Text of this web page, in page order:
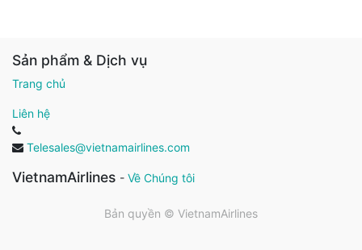
Sản phẩm & Dịch vụ
Trang chủ
Liên hệ
Telesales@vietnamairlines.com
VietnamAirlines - Về Chúng tôi
Bản quyền © VietnamAirlines